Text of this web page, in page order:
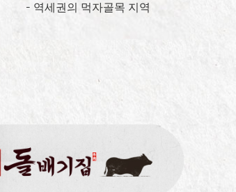
– 역세권의 먹자골목 지역